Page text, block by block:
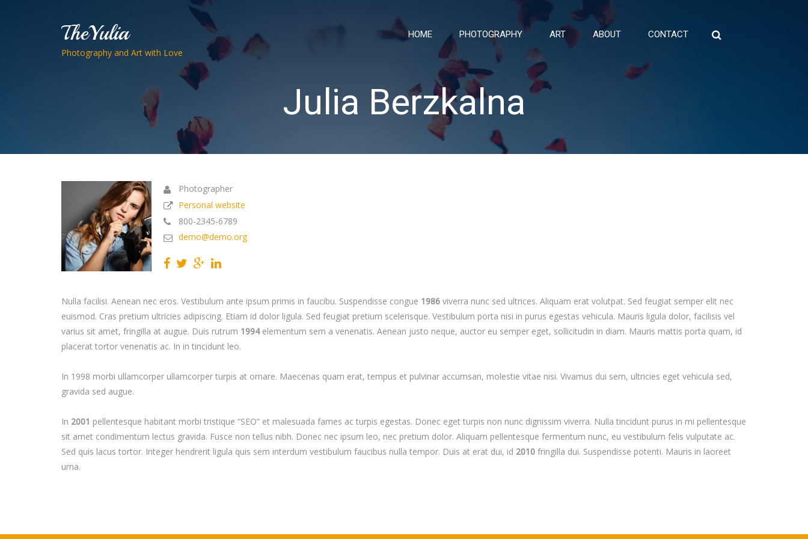
TheYulia
Photography and Art with Love
HOME PHOTOGRAPHY ART ABOUT CONTACT
Search
Julia Berzkalna
Photographer
Personal website
800-2345-6789
demo@demo.org
Nulla facilisi. Aenean nec eros. Vestibulum ante ipsum primis in faucibu. Suspendisse congue 1986 viverra nunc sed ultrices. Aliquam erat volutpat. Sed feugiat semper elit nec
euismod. Cras pretium ultricies adipiscing. Etiam id dolor ligula. Sed feugiat pretium scelerisque. Vestibulum porta nisi in purus egestas vehicula. Mauris ligula dolor, facilisis vel
varius sit amet, fringilla at augue. Duis rutrum 1994elementum sem a venenatis. Aenean justo neque, auctor eu semper eget, sollicitudin in diam. Mauris mattis porta quam, id
placerat tortor venenatis ac. In in tincidunt leo.
In 1998 morbi ullamcorper ullamcorper turpis at ornare. Maecenas quam erat, tempus et pulvinar accumsan, molestie vitae nisi. Vivamus dui sem, ultricies eget vehicula sed,
gravida sed augue.
In 2001 pellentesque habitant morbi tristique “SEO” et malesuada fames ac turpis egestas. Donec eget turpis non nunc dignissim viverra. Nulla tincidunt purus in mi pellentesque
sit amet condimentum lectus gravida. Fusce non tellus nibh. Donec nec ipsum leo, nec pretium dolor. Aliquam pellentesque fermentum nunc, eu vestibulum felis vulputate ac.
Sed quis lacus tortor. Integer hendrerit ligula quis sem interdum vestibulum faucibus nulla tempor. Duis at erat dui, id 2010 fringilla dui. Suspendisse potenti. Mauris in laoreet
urna.